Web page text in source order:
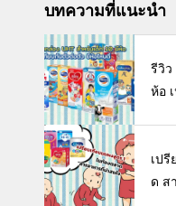
บทความที่แนะนำ
รีวิว
ห้อ
เป
ด ส